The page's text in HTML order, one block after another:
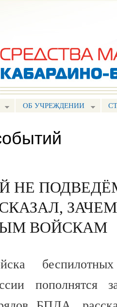
ОБ УЧРЕЖДЕНИИ
НЕ
ВОЙСКАМ
пополнятся